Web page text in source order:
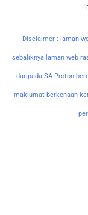
Disclaimer : laman
sebaliknya laman web
daripada SA Proton
maklumat berkenaan